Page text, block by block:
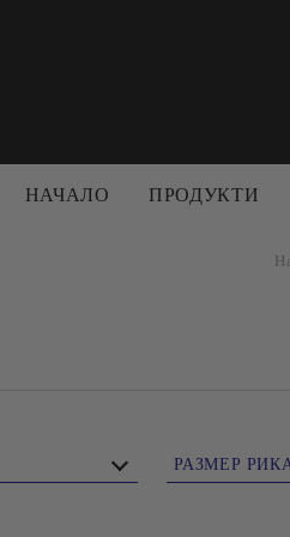
НАЧАЛО ПРОДУКТИ
КОШЕРИ И РАМКИ
БОЯ ЗА КОШЕРИ
РАЗМЕР